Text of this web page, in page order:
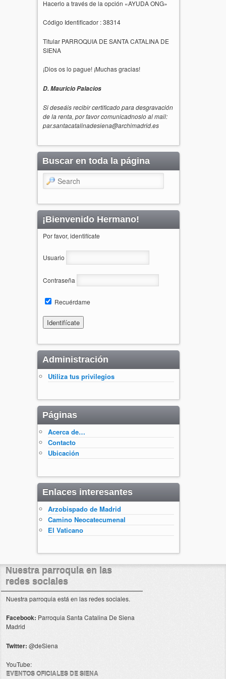
Hacerlo a través de la opción «AYUDA ONG»
Código Identificador : 38314
Titular PARROQUIA DE SANTA CATALINA DE
SIENA
¡Dios os lo pague! ¡Muchas gracias!
D. Mauricio Palacios
Si deseáis recibir certificado para desgravación
de la renta, por favor comunicadnoslo al mail:
par.santacatalinadesiena@archimadrid.es
Buscar en toda la página
Search
¡Bienvenido Hermano!
Por favor, identifícate
Usuario
Contraseña
Recuérdame
Administración
Utiliza tus privilegios
Páginas
Acerca de…
Contacto
Ubicación
Enlaces interesantes
Arzobispado de Madrid
Camino Neocatecumenal
El Vaticano
Nuestra parroquia en las
redes sociales
Nuestra parroquia está en las redes sociales.
Facebook: Parroquia Santa Catalina De Siena
Madrid
Twitter: @deSiena
YouTube:
EVENTOS OFICIALES DE SIENA